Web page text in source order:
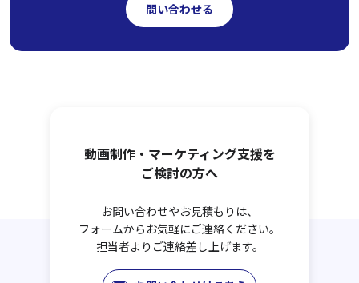
問い合わせる
動画制作・マーケティング支援を
ご検討の方へ
お問い合わせやお見積もりは、
フォームからお気軽にご連絡ください。
担当者よりご連絡差し上げます。